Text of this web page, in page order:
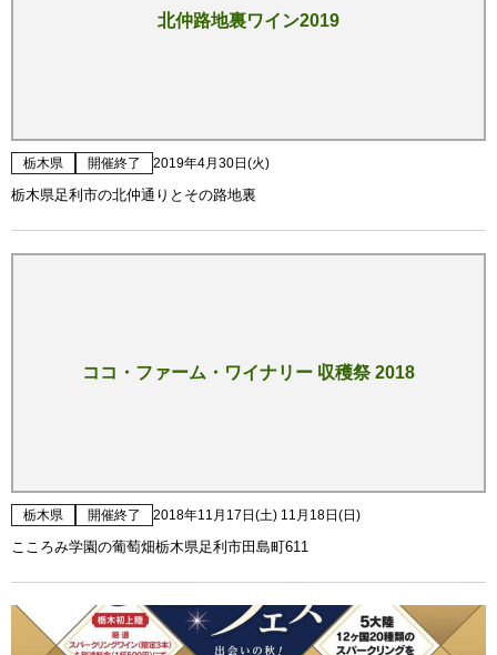
北仲路地裏ワイン2019
栃木県 開催終了 2019年4月30日(火)
栃木県足利市の北仲通りとその路地裏
ココ・ファーム・ワイナリー 収穫祭 2018
栃木県 開催終了 2018年11月17日(土) 11月18日(日)
こころみ学園の葡萄畑栃木県足利市田島町611